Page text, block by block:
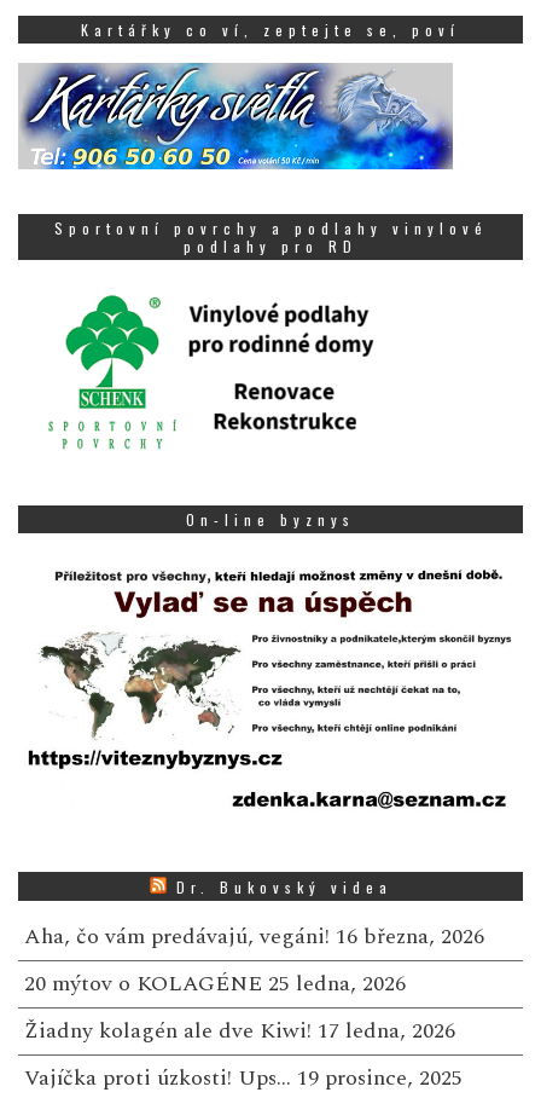
Kartářky co ví, zeptejte se, poví
Sportovní povrchy a podlahy vinylové
podlahy pro RD
On-line byznys
Dr. Bukovský videa
Aha, čo vám predávajú, vegáni! 16 března, 2026
20 mýtov o KOLAGÉNE 25 ledna, 2026
Žiadny kolagén ale dve Kiwi! 17 ledna, 2026
Vajíčka proti úzkosti! Ups… 19 prosince, 2025